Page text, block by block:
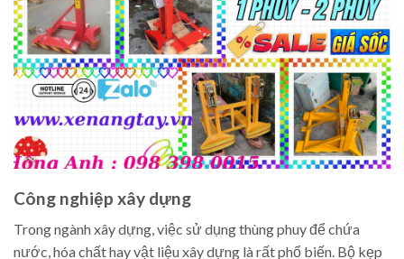
Công nghiệp xây dựng
Trong ngành xây dựng, việc sử dụng thùng phuy để chứa
nước, hóa chất hay vật liệu xây dựng là rất phổ biến. Bộ kẹp